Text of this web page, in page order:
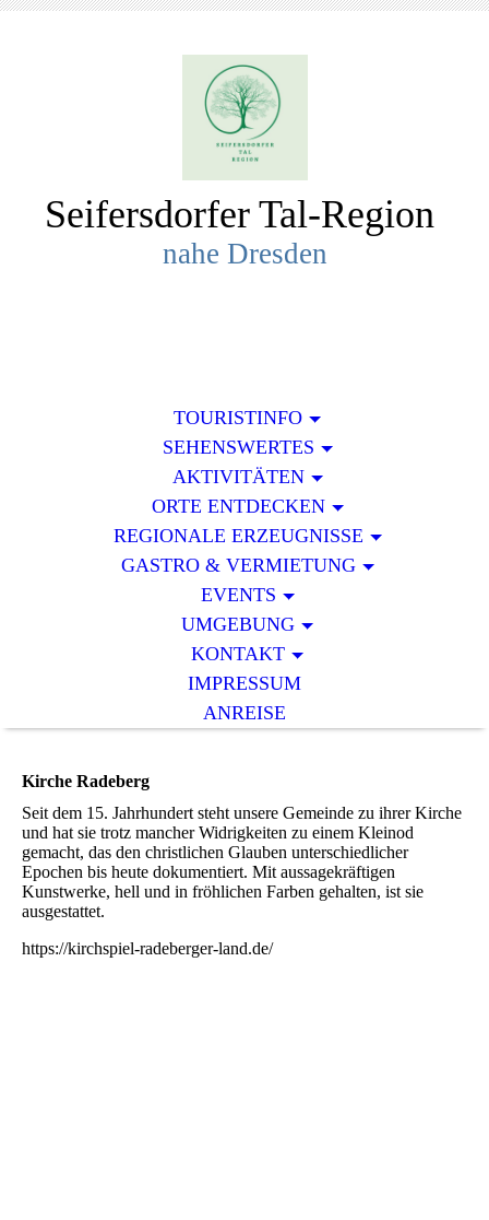
Seifersdorfer Tal-Region
nahe Dresden
TOURISTINFO
SEHENSWERTES
AKTIVITÄTEN
ORTE ENTDECKEN
REGIONALE ERZEUGNISSE
GASTRO & VERMIETUNG
EVENTS
UMGEBUNG
KONTAKT
IMPRESSUM
ANREISE
Kirche Radeberg
Seit dem 15. Jahrhundert steht unsere Gemeinde zu ihrer Kirche
und hat sie trotz mancher Widrigkeiten zu einem Kleinod
gemacht, das den christlichen Glauben unterschiedlicher
Epochen bis heute dokumentiert. Mit aussagekräftigen
Kunstwerke, hell und in fröhlichen Farben gehalten, ist sie
ausgestattet.
https://kirchspiel-radeberger-land.de/